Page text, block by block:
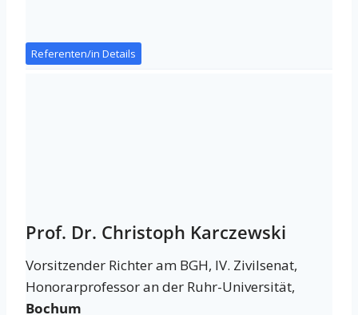
Referenten/in Details
Prof. Dr. Christoph Karczewski
Vorsitzender Richter am BGH, IV. Zivilsenat,
Honorarprofessor an der Ruhr-Universität,
Bochum